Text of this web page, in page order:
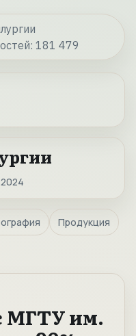
181 479
Продукция
МГТУ им.